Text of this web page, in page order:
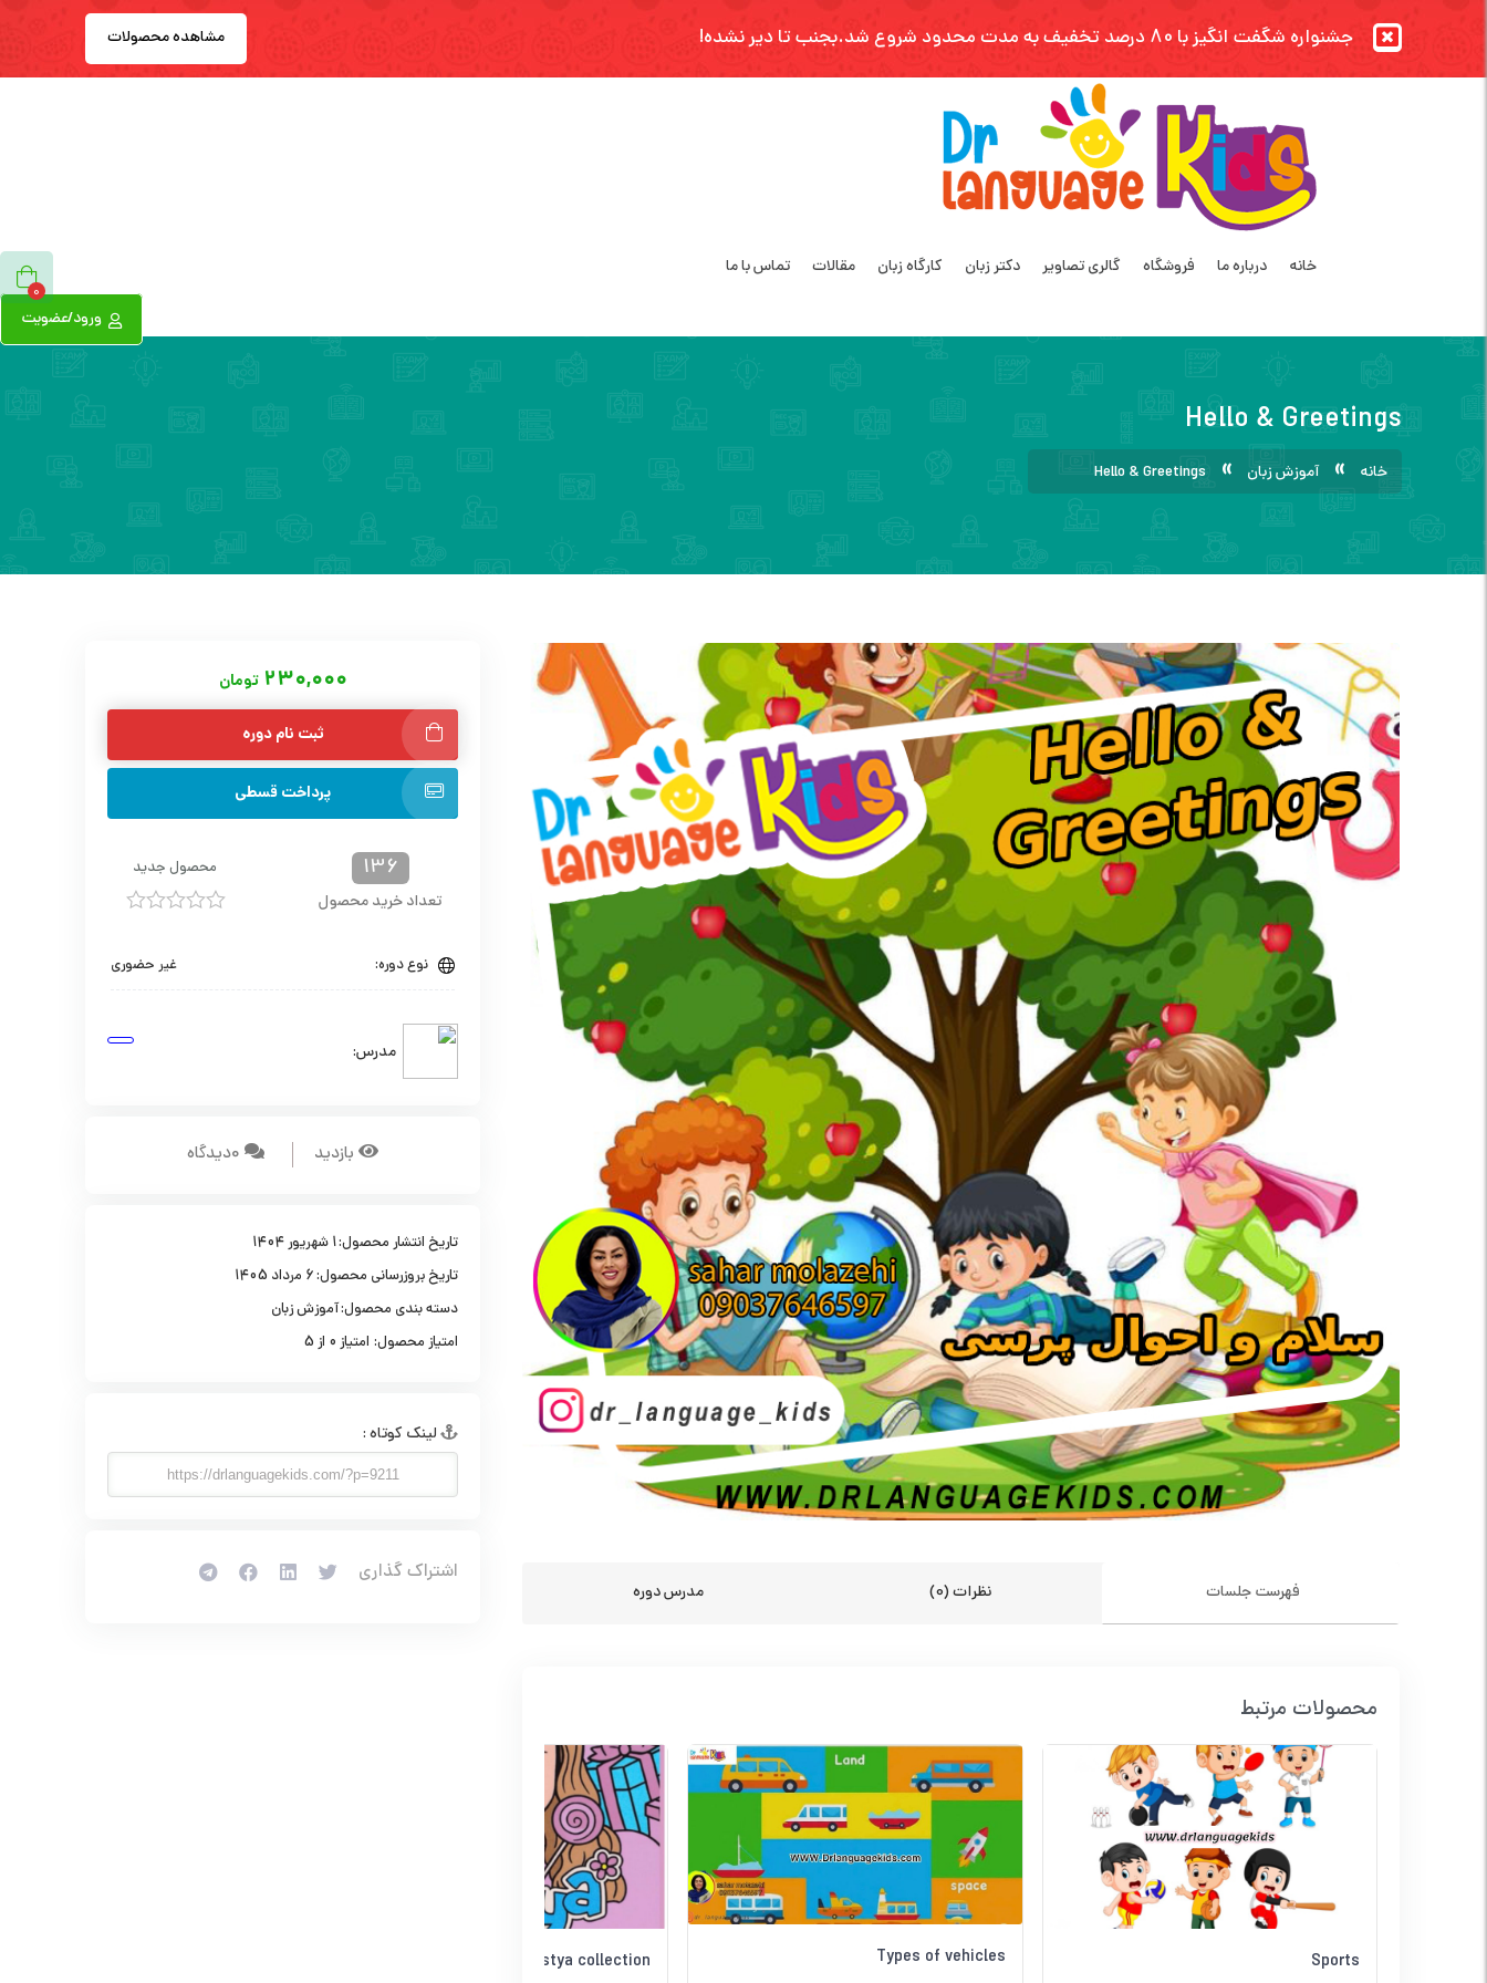
جشنواره شگفت انگیز با 80 درصد تخفیف به مدت محدود شروع شد.بجنب تا دیر نشده! مشاهده محصولات
خانه درباره ما فروشگاه گالری تصاویر دکتر زبان کارگاه زبان مقالات تماس با ما
0
ورود/عضویت
Hello & Greetings
خانه » آموزش زبان »
Hello & Greetings
فهرست جلسات نظرات (0) مدرس دوره
محصولات مرتبط
Sports
Types of vehicles
Nastya collection
۲۳۰,۰۰۰ تومان
ثبت نام دوره
پرداخت قسطی
136
تعداد خرید محصول
محصول جدید
نوع دوره: غیر حضوری
مدرس:
بازدید
تاریخ انتشار محصول:1 شهریور 1404
تاریخ بروزرسانی محصول:6 مرداد 1405
دسته بندی محصول:آموزش زبان
امتیاز محصول: امتیاز 0 از 5
لينک کوتاه :
اشتراک گذاري